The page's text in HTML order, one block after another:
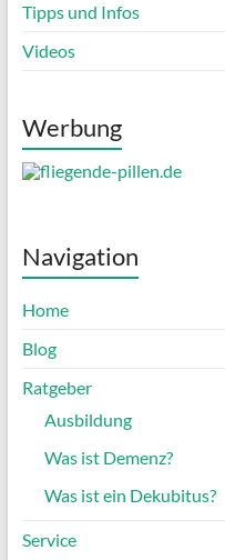
Tipps und Infos
Videos
Werbung
Navigation
Home
Blog
Ratgeber
Ausbildung
Was ist Demenz?
Was ist ein Dekubitus?
Service